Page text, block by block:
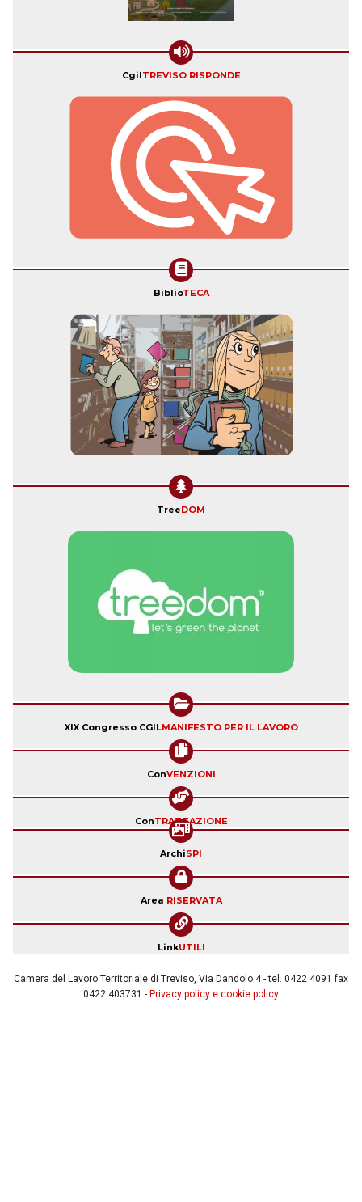
CgilTREVISO RISPONDE
BiblioTECA
TreeDOM
XIX Congresso CGILMANIFESTO PER IL LAVORO
ConVENZIONI
ConTRATTAZIONE
ArchiSPI
Area RISERVATA
LinkUTILI
Camera del Lavoro Territoriale di Treviso, Via Dandolo 4 - tel. 0422 4091 fax
0422 403731 - Privacy policy e cookie policy